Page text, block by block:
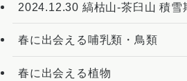
2024.12.30 縞枯山-茶臼山 積雪
春に出会える哺乳類・鳥類
春に出会える植物